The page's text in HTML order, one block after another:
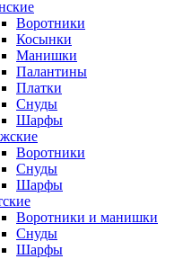
Воротники
Косынки
Манишки
Палантины
Платки
Снуды
Шарфы
Воротники
Снуды
Шарфы
Воротники и манишки
Снуды
Шарфы